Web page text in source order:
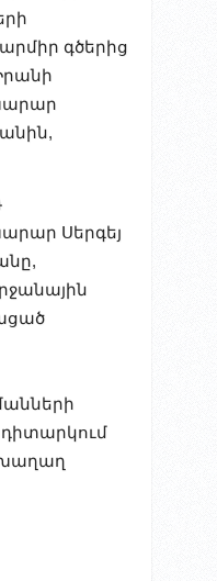
գծերից
Սերգեյ
խաղաղ